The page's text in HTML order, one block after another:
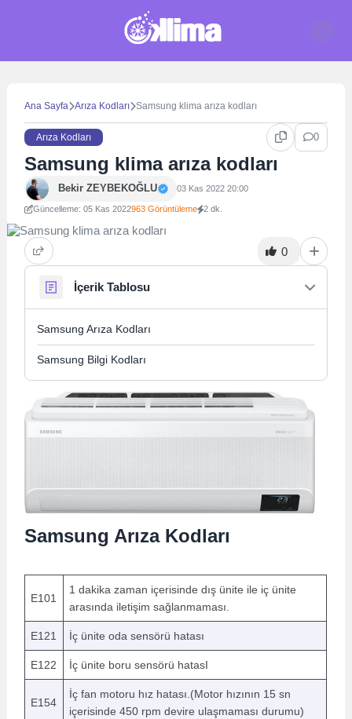
Ana Sayfa Arıza Kodları Samsung klima arıza kodları
Arıza Kodları 0
Samsung klima arıza kodları
Bekir ZEYBEKOĞLU 03 Kas 2022 20:00
Güncelleme: 05 Kas 2022963 Görüntüleme 2 dk.
0
İçerik Tablosu
Samsung Arıza Kodları
Samsung Bilgi Kodları
Samsung Arıza Kodları
E101
1 dakika zaman içerisinde dış ünite ile iç ünite
arasında iletişim sağlanmaması.
E121 İç ünite oda sensörü hatası
E122 İç ünite boru sensörü hatasI
E154
İç fan motoru hız hatası.(Motor hızının 15 sn
içerisinde 450 rpm devire ulaşmaması durumu)